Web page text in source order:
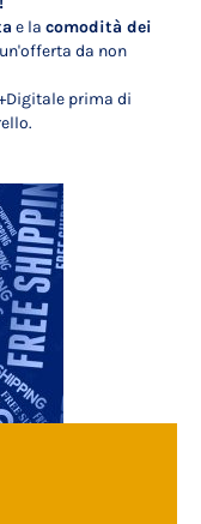
e la comodità dei
da non
prima di